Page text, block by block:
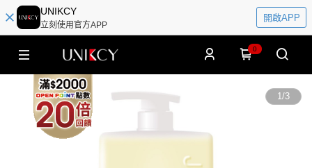
UNIKCY
立刻使用官方APP
開啟APP
0
1/3